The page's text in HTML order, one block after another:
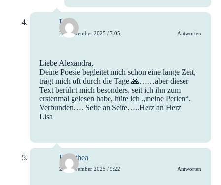
Lisa
27. November 2025 / 7:05 Antworten
Liebe Alexandra,
Deine Poesie begleitet mich schon eine lange Zeit,
trägt mich oft durch die Tage 🙏……aber dieser
Text berührt mich besonders, seit ich ihn zum
erstenmal gelesen habe, hüte ich „meine Perlen“.
Verbunden…. Seite an Seite…..Herz an Herz
Lisa
Dorothea
27. November 2025 / 9:22 Antworten